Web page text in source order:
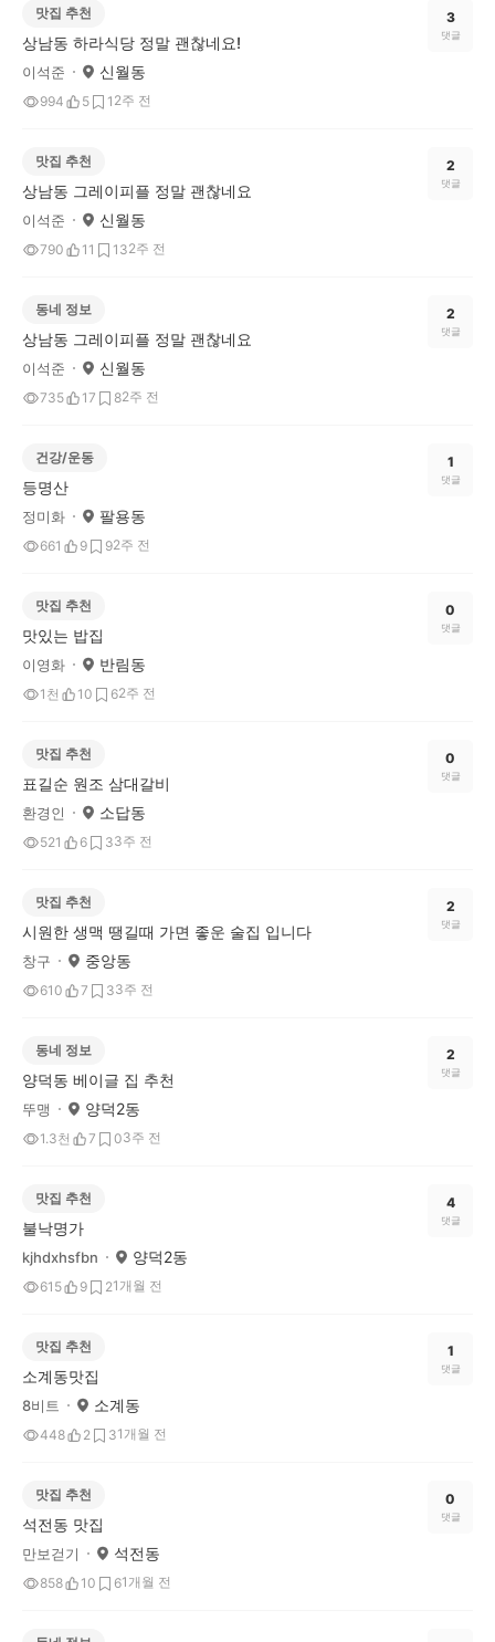
맛집 추천
상남동 하라식당 정말 괜찮네요!
이석준 신월동
994 5 1 2주 전
3
댓글
맛집 추천
상남동 그레이피플 정말 괜찮네요
이석준 신월동
790 11 132주 전
2
댓글
동네 정보
상남동 그레이피플 정말 괜찮네요
이석준 신월동
735 17 82주 전
2
댓글
건강/운동
등명산
정미화 팔용동
661 9 92주 전
1
댓글
맛집 추천
맛있는 밥집
이영화 반림동
1천 10 62주 전
0
댓글
맛집 추천
표길순 원조 삼대갈비
환경인 소답동
521 6 33주 전
0
댓글
맛집 추천
시원한 생맥 땡길때 가면 좋운 술집 입니다
창구 중앙동
610 7 33주 전
2
댓글
동네 정보
양덕동 베이글 집 추천
뚜맹 양덕2동
1.3천 7 03주 전
2
댓글
맛집 추천
불낙명가
kjhdxhsfbn 양덕2동
615 9 21개월 전
4
댓글
맛집 추천
소계동맛집
8비트 소계동
448 2 31개월 전
1
댓글
맛집 추천
석전동 맛집
만보걷기 석전동
858 10 61개월 전
0
댓글